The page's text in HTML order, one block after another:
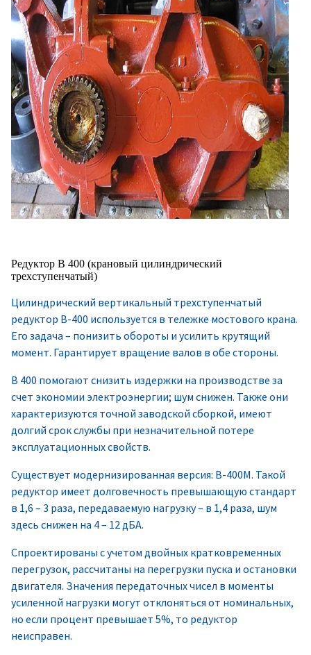
Редуктор В 400 (крановый цилиндрический
трехступенчатый)
Цилиндрический вертикальный трехступенчатый
редуктор В-400 используется в тележке мостового крана.
Его задача – понизить обороты и усилить крутящий
момент. Гарантирует вращение валов в обе стороны.
В 400 помогают снизить издержки на производстве за
счет экономии электроэнергии; шум снижен. Также они
характеризуются точной заводской сборкой, имеют
долгий срок службы при незначительной потере
эксплуатационных свойств.
Существует модернизированная версия: В-400М. Такой
редуктор имеет долговечность превышающую стандарт
в 1,6 – 3 раза, передаваемую нагрузку – в 1,4 раза, шум
здесь снижен на 4 – 12 дБА.
Спроектированы с учетом двойных кратковременных
перегрузок, рассчитаны на перегрузки пуска и остановки
двигателя. Значения передаточных чисел в моменты
усиленной нагрузки могут отклоняться от номинальных,
но если процент превышает 5%, то редуктор
неисправен.